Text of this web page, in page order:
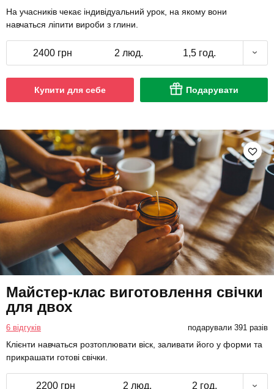
На учасників чекає індивідуальний урок, на якому вони
навчаться ліпити вироби з глини.
2400 грн 2 люд. 1,5 год.
Купити для себе Подарувати
Майстер-клас виготовлення свічки
для двох
6 відгуків подарували 391 разів
Клієнти навчаться розтоплювати віск, заливати його у форми та
прикрашати готові свічки.
2200 грн 2 люд. 2 год.